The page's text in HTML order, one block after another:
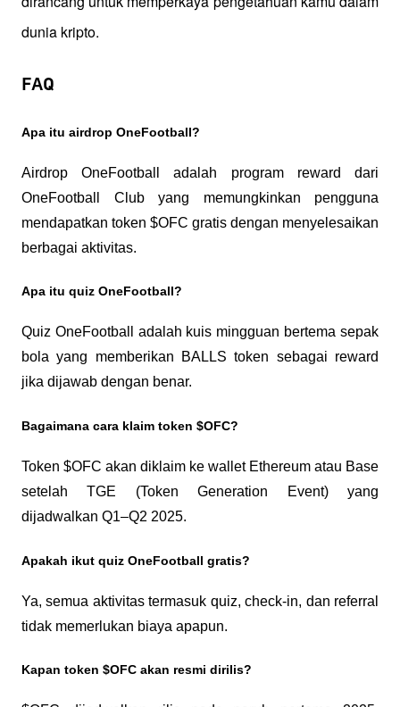
dunia kripto.
FAQ
Apa itu airdrop OneFootball?
Airdrop OneFootball adalah program reward dari
OneFootball Club yang memungkinkan pengguna
mendapatkan token $OFC gratis dengan menyelesaikan
berbagai aktivitas.
Apa itu quiz OneFootball?
Quiz OneFootball adalah kuis mingguan bertema sepak
bola yang memberikan BALLS token sebagai reward
jika dijawab dengan benar.
Bagaimana cara klaim token $OFC?
Token $OFC akan diklaim ke wallet Ethereum atau Base
setelah TGE (Token Generation Event) yang
dijadwalkan Q1–Q2 2025.
Apakah ikut quiz OneFootball gratis?
Ya, semua aktivitas termasuk quiz, check-in, dan referral
tidak memerlukan biaya apapun.
Kapan token $OFC akan resmi dirilis?